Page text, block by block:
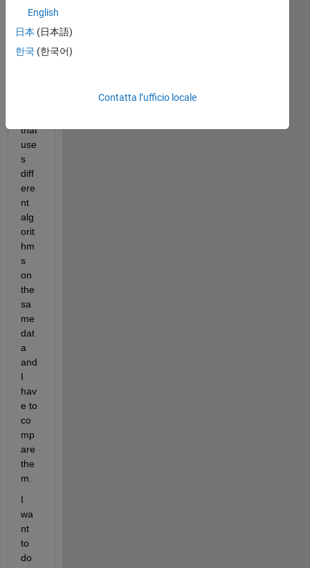
mor
g,
I
that
use
s
diff
ere
nt
alg
orit
hm
s
on
the
sa
me
dat
a
and
I
hav
e to
co
mp
are
the
m.
I
wa
nt
to
do
English
日本 (日本語)
한국 (한국어)
Contatta l’ufficio locale